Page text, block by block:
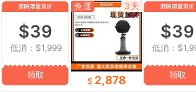
$39
低消：$1,999
領取
免運 3天
2,878
$39
低消：
領取